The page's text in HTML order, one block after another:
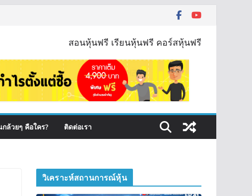
สอนหุ้นฟรี เรียนหุ้นฟรี คอร์สหุ้นฟรี
ล้วยๆ คือใคร? ติดต่อเรา
วิเคราะห์สถานการณ์หุ้น